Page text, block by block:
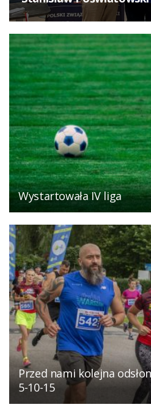
Wystartowała IV liga
Przed nami kolejna
5-10-15